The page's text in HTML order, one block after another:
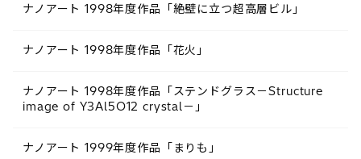
ナノアート 1998年度作品「絶壁に立つ超高層ビル」
ナノアート 1998年度作品「花火」
ナノアート 1998年度作品「ステンドグラス－Structure
image of Y3Al5O12 crystal－」
ナノアート 1999年度作品「まりも」